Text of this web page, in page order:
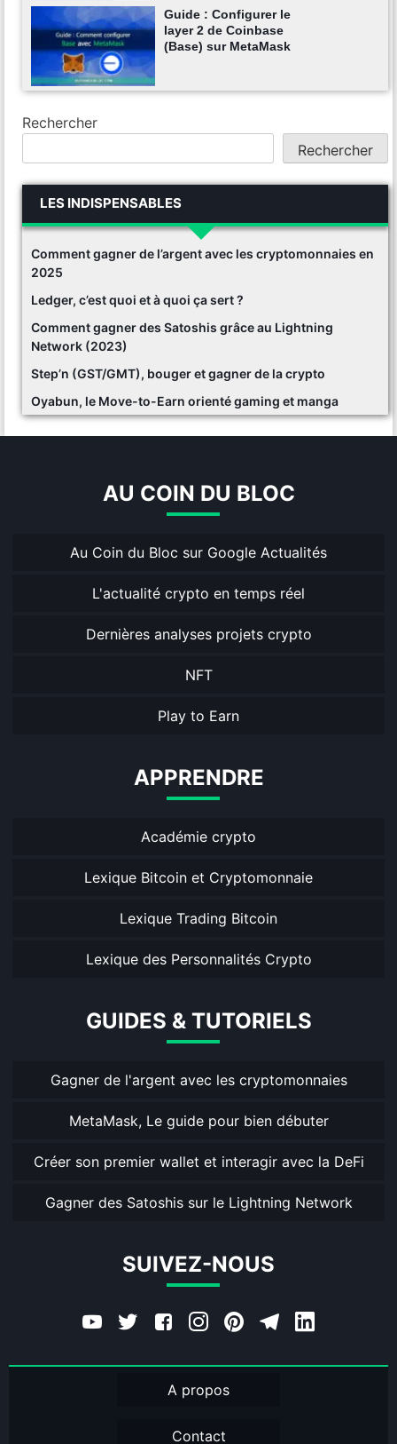
Guide : Configurer le
layer 2 de Coinbase
(Base) sur MetaMask
Rechercher
Rechercher
LES INDISPENSABLES
Comment gagner de l’argent avec les cryptomonnaies en
2025
Ledger, c’est quoi et à quoi ça sert ?
Comment gagner des Satoshis grâce au Lightning
Network (2023)
Step’n (GST/GMT), bouger et gagner de la crypto
Oyabun, le Move-to-Earn orienté gaming et manga
AU COIN DU BLOC
Au Coin du Bloc sur Google Actualités
L'actualité crypto en temps réel
Dernières analyses projets crypto
NFT
Play to Earn
APPRENDRE
Académie crypto
Lexique Bitcoin et Cryptomonnaie
Lexique Trading Bitcoin
Lexique des Personnalités Crypto
GUIDES & TUTORIELS
Gagner de l'argent avec les cryptomonnaies
MetaMask, Le guide pour bien débuter
Créer son premier wallet et interagir avec la DeFi
Gagner des Satoshis sur le Lightning Network
SUIVEZ-NOUS
A propos
Contact